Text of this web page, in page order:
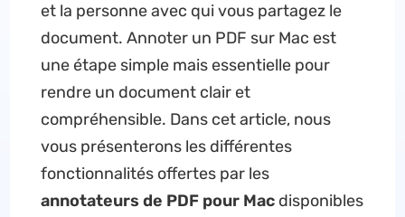
et la personne avec qui vous partagez le
document. Annoter un PDF sur Mac est
une étape simple mais essentielle pour
rendre un document clair et
compréhensible. Dans cet article, nous
vous présenterons les différentes
fonctionnalités offertes par les
annotateurs de PDF pour Macdisponibles